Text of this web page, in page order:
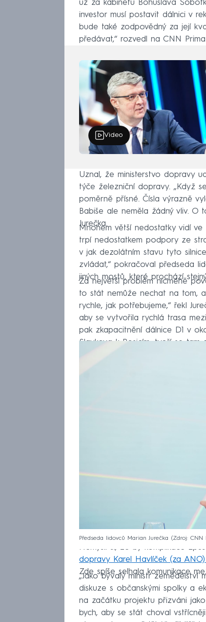
už za kabinetu Bohuslava
investor musí postavit dálnici v
bude také zodpovědný za její
předávat,“ rozvedl na CNN
Video
Uznal, že ministerstvo dopravy
týče železniční dopravy. „Když
poměrně přísné. Čísla výrazně
Babiše ale neměla žádný vliv.
Jurečka.
Mnohem větší nedostatky vidí
trpí nedostatkem podpory ze
v jak dezolátním stavu tyto
zvládat,“ pokračoval předseda
jiných mostů, které prochází
Za největší problém nicméně
to stát nemůže nechat na tom,
rychle, jak potřebujeme,“ řekl
aby se vytvořila rychlá trasa
pak zkapacitnění dálnice D1 v
Slavkova k Rosicím, tvoří se tam
Předseda lidovců Marian Jurečka Zdroj: CNN
Nemyslí si, že by komplikace
dopravy Karel Havlíček (za
Zde spíše selhala komunikace
„Jako bývalý ministr zemědělství
diskuze s občanskými spolky a
na začátku projektu přizváni
bych, aby se stát choval